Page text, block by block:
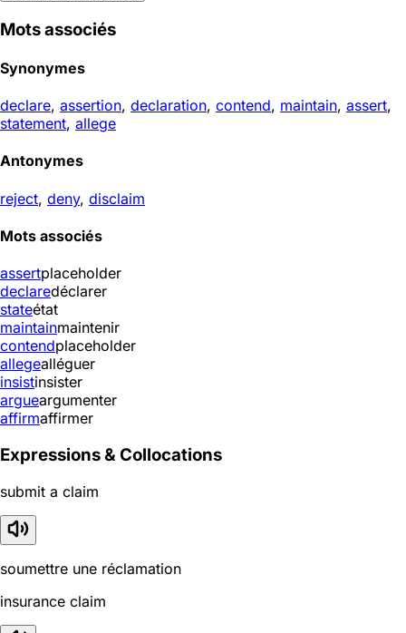
Mots associés
Synonymes
declare, assertion, declaration, contend, maintain, assert,
statement, allege
Antonymes
reject, deny, disclaim
Mots associés
assertplaceholder
declaredéclarer
stateétat
maintainmaintenir
contendplaceholder
allegealléguer
insistinsister
argueargumenter
affirmaffirmer
Expressions & Collocations
submit a claim
soumettre une réclamation
insurance claim